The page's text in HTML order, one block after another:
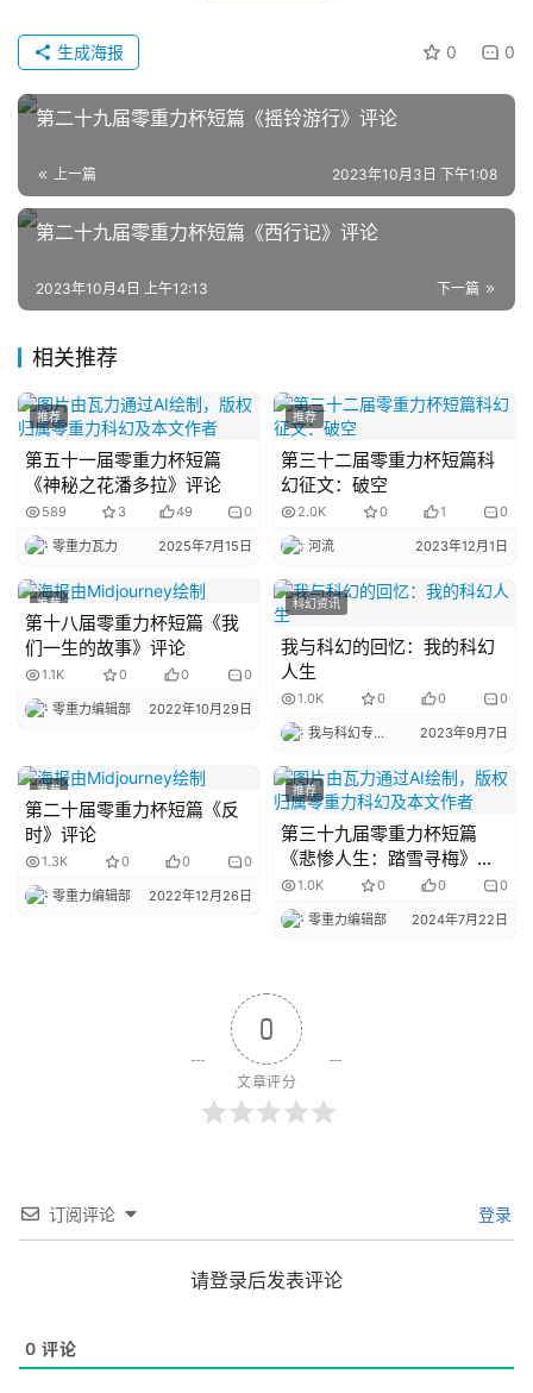
投
稿
文
章
科
幻
资
主
题
科
幻
小
说
库
登录 注册
0 0
生成海报
第二十九届零重力杯短篇《摇铃游行》评论
上一篇 2023年10月3日 下午1:08
第二十九届零重力杯短篇《西行记》评论
下一篇
2023年10月4日 上午12:13
相关推荐
推荐
第五十一届零重力杯短篇
《神秘之花潘多拉》评论
589 3 49 0
零重力瓦力 2025年7月15日
推荐
第三十二届零重力杯短篇科
幻征文：破空
2.0K 0 1 0
河流 2023年12月1日
推荐
第十八届零重力杯短篇《我
们一生的故事》评论
1.1K 0 0 0
零重力编辑部 2022年10月29日
科幻资讯
我与科幻的回忆：我的科幻
人生
1.0K 0 0 0
我与科幻专栏小编 2023年9月7日
推荐
第二十届零重力杯短篇《反
时》评论
1.3K 0 0 0
零重力编辑部 2022年12月26日
推荐
第三十九届零重力杯短篇
《悲惨人生：踏雪寻梅》评
论1.0K 0 0 0
零重力编辑部 2024年7月22日
0
文章评分
订阅评论 登录
请登录后发表评论
0 评论